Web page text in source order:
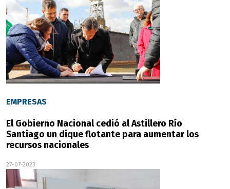
EMPRESAS
El Gobierno Nacional cedió al Astillero Río
Santiago un dique flotante para aumentar los
recursos nacionales
27-07-2023